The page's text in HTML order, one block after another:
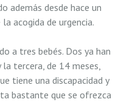
además desde hace un
acogida de urgencia.
a tres bebés. Dos ya han
tercera, de 14 meses,
tiene una discapacidad y
bastante que se ofrezca